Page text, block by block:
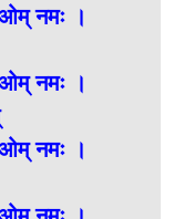
नमः ।
नमः ।
नमः ।